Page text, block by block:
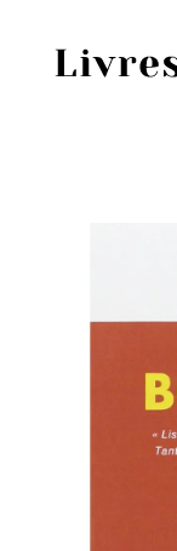
Personnes
Livres les
Prix